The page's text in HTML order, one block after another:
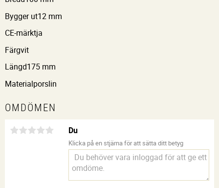
Bygger ut12 mm
CE-märktja
Färgvit
Längd175 mm
Materialporslin
OMDÖMEN
Du
Klicka på en stjärna för att sätta ditt betyg